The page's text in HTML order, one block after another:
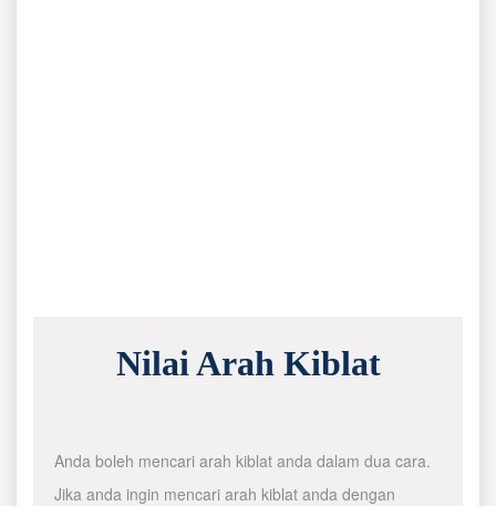
Nilai Arah Kiblat
Anda boleh mencari arah kiblat anda dalam dua cara.
Jika anda ingin mencari arah kiblat anda dengan